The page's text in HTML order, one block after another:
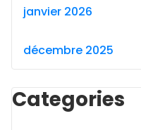
janvier 2026
décembre 2025
Categories